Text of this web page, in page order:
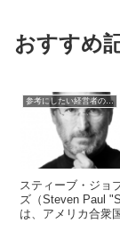
おすすめ
参考にしたい経営者の名言格言
スティーブ・ジョ
ズ（Steven Paul
は、アメリカ合衆